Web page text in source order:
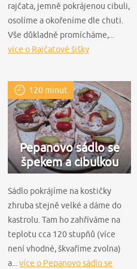
rajčata, jemně pokrájenou cibuli,
osolíme a okořeníme dle chuti.
Vše důkladně promícháme,...
více o Rajčatové šišky
120 minut
Pepanovo sádlo se
špekem a cibulkou
Sádlo pokrájíme na kostičky
zhruba stejně velké a dáme do
kastrolu. Tam ho zahříváme na
teplotu cca 120 stupňů (více
není vhodné, škvaříme zvolna)
a... více o Pepanovo sádlo se